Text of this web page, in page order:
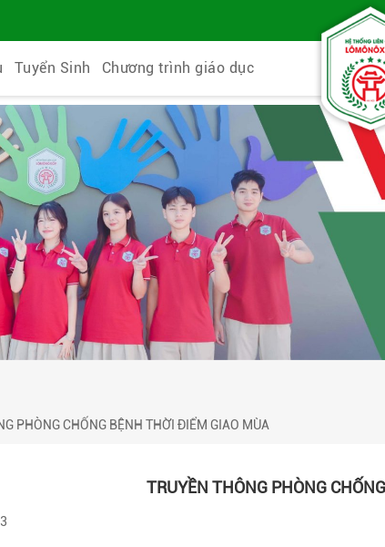
Tuyển Sinh Chương trình giáo dục
PHÒNG CHỐNG BỆNH THỜI ĐIỂM GIAO MÙA
TRUYỀN THÔNG PHÒNG